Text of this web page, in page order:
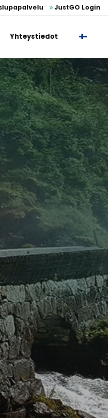
JustGO Login
Yhteystiedot